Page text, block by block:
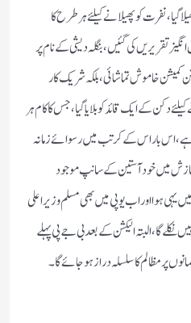
گیا، نفرت کو پھیلانے کیلئے ہر طرح کا
انگیز تقریریں کی گئیں،بنگلہ دیشی کے نام پر
کمیشن خاموش تماشائی ،بلکہ شریک کار
دکن کے ایک قائد کو بلایا گیا،جس کا کام ہر
ہے،اس بار اس کے کرتب میں رسوائے زمانہ
میں خود آستین کے سانپ موجود
یہی ہوا اور اب یوپی میں بھی مسلم وزیر اعلی
نکلے گا،البتہ الیکشن کے بعد بی جے پی پہلے
پر مظالم کا سلسلہ دراز ہوجائے گا۔